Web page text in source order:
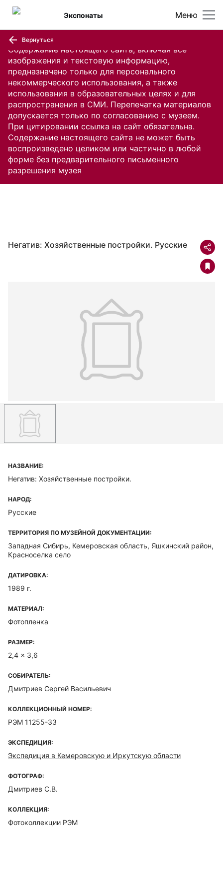
Содержание настоящего сайта, включая все
изображения и текстовую информацию,
предназначено только для персонального
некоммерческого использования, а также
использования в образовательных целях и для
распространения в СМИ. Перепечатка материалов
допускается только по согласованию с музеем.
При цитировании ссылка на сайт обязательна.
Содержание настоящего сайта не может быть
воспроизведено целиком или частично в любой
форме без предварительного письменного
разрешения музея
Меню
Экспонаты
Вернуться
Негатив: Хозяйственные постройки. Русские
НАЗВАНИЕ:
Негатив: Хозяйственные постройки.
НАРОД:
Русские
ТЕРРИТОРИЯ ПО МУЗЕЙНОЙ ДОКУМЕНТАЦИИ:
Западная Сибирь, Кемеровская область, Яшкинский район,
Красноселка село
ДАТИРОВКА:
1989 г.
МАТЕРИАЛ:
Фотопленка
РАЗМЕР:
2,4 x 3,6
СОБИРАТЕЛЬ:
Дмитриев Сергей Васильевич
КОЛЛЕКЦИОННЫЙ НОМЕР:
РЭМ 11255-33
ЭКСПЕДИЦИЯ:
Экспедиция в Кемеровскую и Иркутскую области
ФОТОГРАФ:
Дмитриев С.В.
КОЛЛЕКЦИЯ:
Фотоколлекции РЭМ